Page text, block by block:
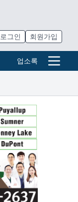
로그인 회원가입
업소록